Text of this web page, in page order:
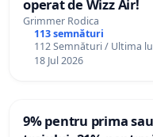
operat de Wizz Air!
Grimmer Rodica
113 semnături
112 Semnături / Ultima
18 Jul 2026
9% pentru prima